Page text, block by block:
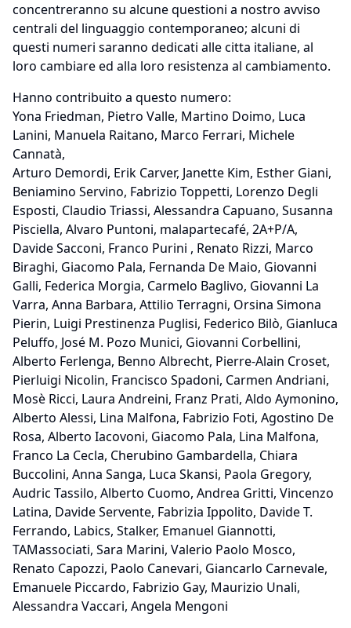
concentreranno su alcune questioni a nostro avviso
centrali del linguaggio contemporaneo; alcuni di
questi numeri saranno dedicati alle cittа italiane, al
loro cambiare ed alla loro resistenza al cambiamento.
Hanno contribuito a questo numero:
Yona Friedman, Pietro Valle, Martino Doimo, Luca
Lanini, Manuela Raitano, Marco Ferrari, Michele
Cannatà,
Arturo Demordi, Erik Carver, Janette Kim, Esther Giani,
Beniamino Servino, Fabrizio Toppetti, Lorenzo Degli
Esposti, Claudio Triassi, Alessandra Capuano, Susanna
Pisciella, Alvaro Puntoni, malapartecafé, 2A+P/A,
Davide Sacconi, Franco Purini , Renato Rizzi, Marco
Biraghi, Giacomo Pala, Fernanda De Maio, Giovanni
Galli, Federica Morgia, Carmelo Baglivo, Giovanni La
Varra, Anna Barbara, Attilio Terragni, Orsina Simona
Pierin, Luigi Prestinenza Puglisi, Federico Bilò, Gianluca
Peluffo, José M. Pozo Munici, Giovanni Corbellini,
Alberto Ferlenga, Benno Albrecht, Pierre-Alain Croset,
Pierluigi Nicolin, Francisco Spadoni, Carmen Andriani,
Mosè Ricci, Laura Andreini, Franz Prati, Aldo Aymonino,
Alberto Alessi, Lina Malfona, Fabrizio Foti, Agostino De
Rosa, Alberto Iacovoni, Giacomo Pala, Lina Malfona,
Franco La Cecla, Cherubino Gambardella, Chiara
Buccolini, Anna Sanga, Luca Skansi, Paola Gregory,
Audric Tassilo, Alberto Cuomo, Andrea Gritti, Vincenzo
Latina, Davide Servente, Fabrizia Ippolito, Davide T.
Ferrando, Labics, Stalker, Emanuel Giannotti,
TAMassociati, Sara Marini, Valerio Paolo Mosco,
Renato Capozzi, Paolo Canevari, Giancarlo Carnevale,
Emanuele Piccardo, Fabrizio Gay, Maurizio Unali,
Alessandra Vaccari, Angela Mengoni